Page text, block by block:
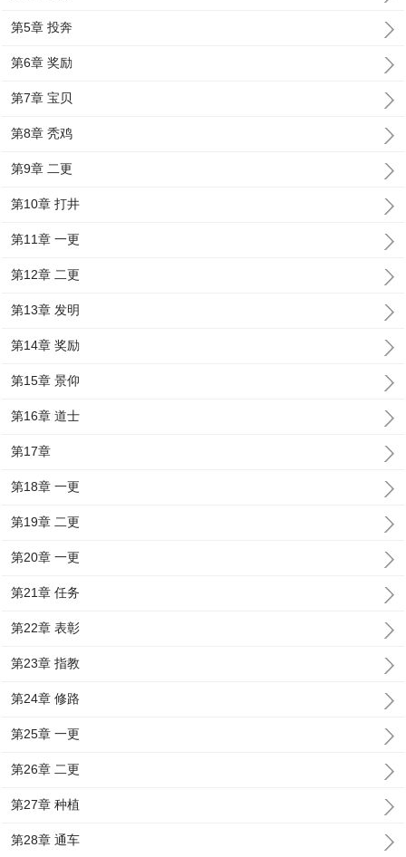
第5章 投奔
第6章 奖励
第7章 宝贝
第8章 秃鸡
第9章 二更
第10章 打井
第11章 一更
第12章 二更
第13章 发明
第14章 奖励
第15章 景仰
第16章 道士
第17章
第18章 一更
第19章 二更
第20章 一更
第21章 任务
第22章 表彰
第23章 指教
第24章 修路
第25章 一更
第26章 二更
第27章 种植
第28章 通车